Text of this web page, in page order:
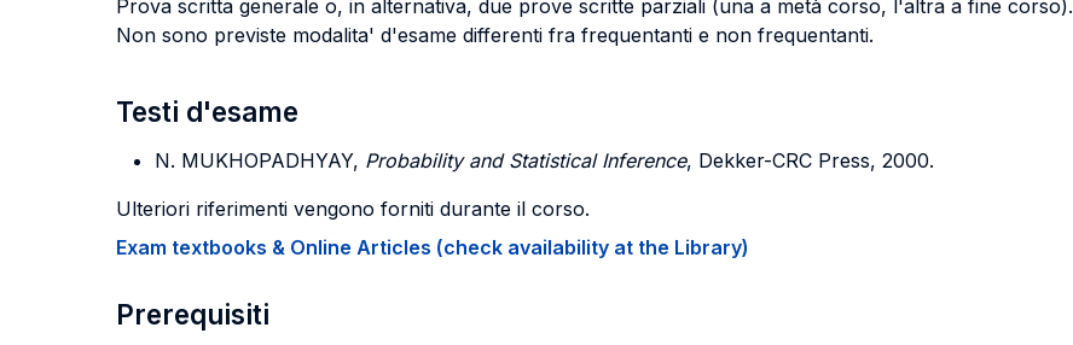
Prova scritta generale o, in alternativa, due prove scritte parziali (una a metà corso, l'altra a fine corso).
Non sono previste modalita' d'esame differenti fra frequentanti e non frequentanti.
Testi d'esame
N. MUKHOPADHYAY, Probability and Statistical Inference, Dekker-CRC Press, 2000.
Ulteriori riferimenti vengono forniti durante il corso.
Exam textbooks & Online Articles (check availability at the Library)
Prerequisiti